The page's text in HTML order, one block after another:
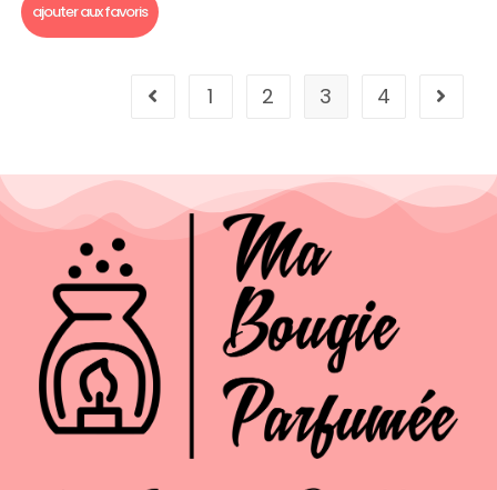
ajouter aux favoris
1 2 3 4